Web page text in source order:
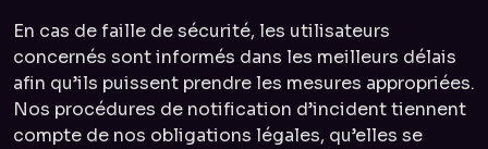
En cas de faille de sécurité, les utilisateurs
concernés sont informés dans les meilleurs délais
afin qu’ils puissent prendre les mesures appropriées.
Nos procédures de notification d’incident tiennent
compte de nos obligations légales, qu’elles se